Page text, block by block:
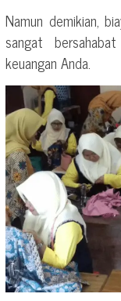
Namun demikian,
sangat
keuangan Anda.